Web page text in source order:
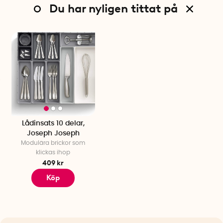
Du har nyligen tittat på
Lådinsats 10 delar,
Joseph Joseph
Modulära brickor som
klickas ihop
409 kr
Köp